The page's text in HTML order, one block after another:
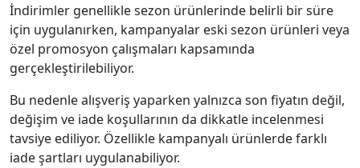
İndirimler genellikle sezon ürünlerinde belirli bir süre
için uygulanırken, kampanyalar eski sezon ürünleri veya
özel promosyon çalışmaları kapsamında
gerçekleştirilebiliyor.
Bu nedenle alışveriş yaparken yalnızca son fiyatın değil,
değişim ve iade koşullarının da dikkatle incelenmesi
tavsiye ediliyor. Özellikle kampanyalı ürünlerde farklı
iade şartları uygulanabiliyor.